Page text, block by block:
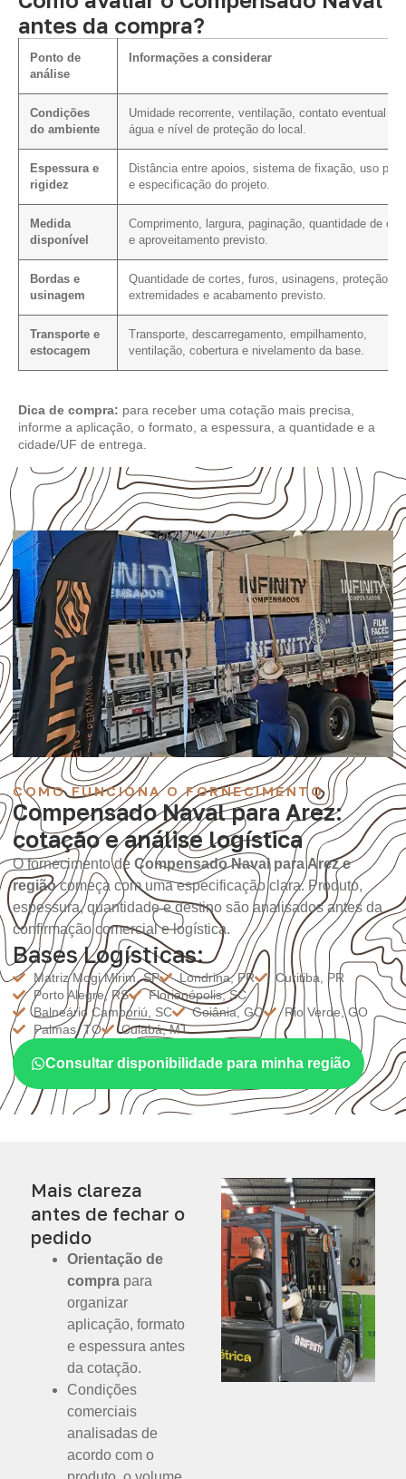
antes da compra?
Ponto de
análise
Informações a considerar
Condições
do ambiente
Umidade recorrente, ventilação, contato eventual
água e nível de proteção do local.
Espessura e
rigidez
Distância entre apoios, sistema de fixação, uso
e especificação do projeto.
Medida
disponível
Comprimento, largura, paginação, quantidade de
e aproveitamento previsto.
Bordas e
usinagem
Quantidade de cortes, furos, usinagens, proteção
extremidades e acabamento previsto.
Transporte e
estocagem
Transporte, descarregamento, empilhamento,
ventilação, cobertura e nivelamento da base.
Dica de compra: para receber uma cotação mais precisa,
informe a aplicação, o formato, a espessura, a quantidade e a
cidade/UF de entrega.
COMO FUNCIONA O FORNECIMENTO
Compensado Naval para Arez:
cotação e análise logística
O fornecimento de Compensado Naval para Arez e
regiãocomeça com uma especificação clara. Produto,
espessura, quantidade e destino são analisados antes da
confirmação comercial e logística.
Bases Logísticas:
Matriz Mogi Mirim, SP Londrina, PR
Curitiba, PR
Porto Alegre, RS
Florianópolis, SC
Balneário Camboriú, SC
Goiânia, GO
Rio Verde, GO
Palmas, TO
Cuiabá, MT
Consultar disponibilidade para minha região
Mais clareza
antes de fechar o
pedido
Orientação de
compra para
organizar
aplicação, formato
e espessura antes
da cotação.
Condições
comerciais
analisadas de
acordo com o